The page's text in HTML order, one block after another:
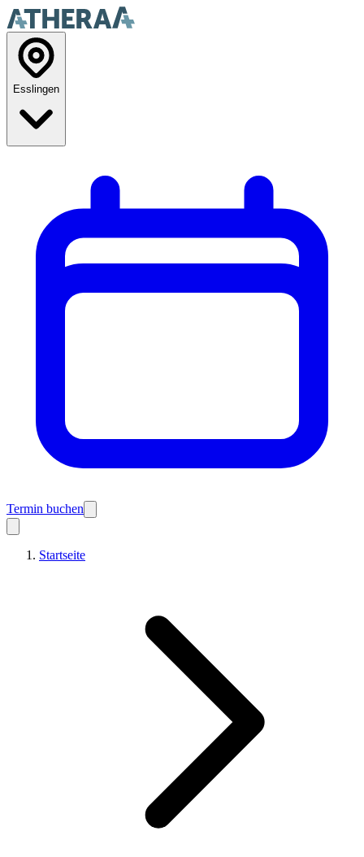
Esslingen
Termin buchen
Startseite